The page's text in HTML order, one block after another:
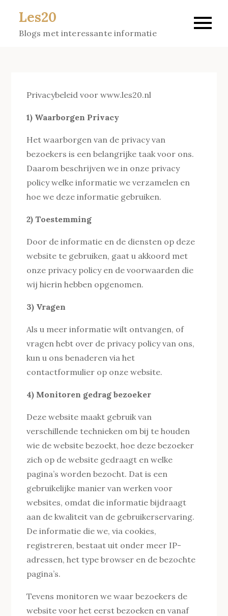
content
Les20
Blogs met interessante informatie
Privacybeleid voor www.les20.nl
1) Waarborgen Privacy
Het waarborgen van de privacy van
bezoekers is een belangrijke taak voor ons.
Daarom beschrijven we in onze privacy
policy welke informatie we verzamelen en
hoe we deze informatie gebruiken.
2) Toestemming
Door de informatie en de diensten op deze
website te gebruiken, gaat u akkoord met
onze privacy policy en de voorwaarden die
wij hierin hebben opgenomen.
3) Vragen
Als u meer informatie wilt ontvangen, of
vragen hebt over de privacy policy van ons,
kun u ons benaderen via het
contactformulier op onze website.
4) Monitoren gedrag bezoeker
Deze website maakt gebruik van
verschillende technieken om bij te houden
wie de website bezoekt, hoe deze bezoeker
zich op de website gedraagt en welke
pagina’s worden bezocht. Dat is een
gebruikelijke manier van werken voor
websites, omdat die informatie bijdraagt
aan de kwaliteit van de gebruikerservaring.
De informatie die we, via cookies,
registreren, bestaat uit onder meer IP-
adressen, het type browser en de bezochte
pagina’s.
Tevens monitoren we waar bezoekers de
website voor het eerst bezoeken en vanaf